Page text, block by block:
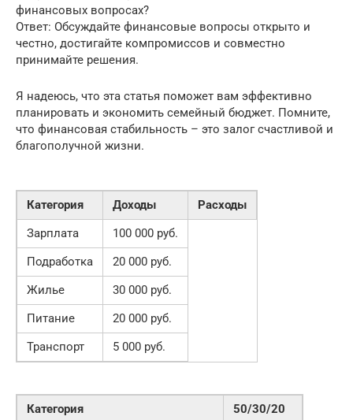
финансовых вопросах?
Ответ: Обсуждайте финансовые вопросы открыто и
честно, достигайте компромиссов и совместно
принимайте решения.
Я надеюсь, что эта статья поможет вам эффективно
планировать и экономить семейный бюджет. Помните,
что финансовая стабильность – это залог счастливой и
благополучной жизни.
Категория Доходы
Расходы
Зарплата
100 000 руб.
Подработка
20 000 руб.
Жилье
30 000 руб.
Питание
20 000 руб.
Транспорт
5 000 руб.
Категория 50/30/20